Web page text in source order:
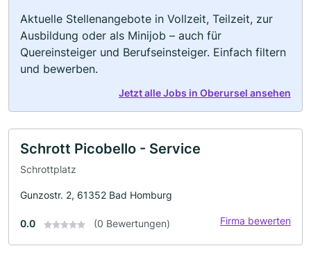
Aktuelle Stellenangebote in Vollzeit, Teilzeit, zur
Ausbildung oder als Minijob – auch für
Quereinsteiger und Berufseinsteiger. Einfach filtern
und bewerben.
Jetzt alle Jobs in Oberursel ansehen
Schrott Picobello - Service
Schrottplatz
Gunzostr. 2, 61352 Bad Homburg
0.0 (0 Bewertungen) Firma bewerten